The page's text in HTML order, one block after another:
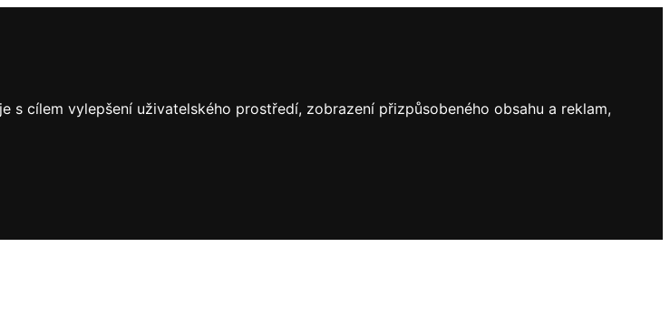
cílem vylepšení uživatelského prostředí, zobrazení přizpůsobeného obsahu a reklam,